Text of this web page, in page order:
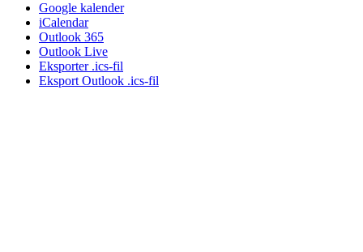
Google kalender
iCalendar
Outlook 365
Outlook Live
Eksporter .ics-fil
Eksport Outlook .ics-fil